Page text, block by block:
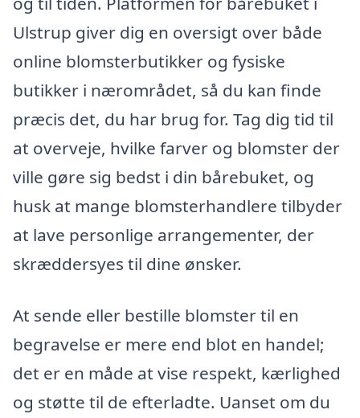
Ulstrup giver dig en oversigt over både
online blomsterbutikker og fysiske
butikker i nærområdet, så du kan finde
præcis det, du har brug for. Tag dig tid til
at overveje, hvilke farver og blomster der
ville gøre sig bedst i din bårebuket, og
husk at mange blomsterhandlere tilbyder
at lave personlige arrangementer, der
skræddersyes til dine ønsker.
At sende eller bestille blomster til en
begravelse er mere end blot en handel;
det er en måde at vise respekt, kærlighed
og støtte til de efterladte. Uanset om du